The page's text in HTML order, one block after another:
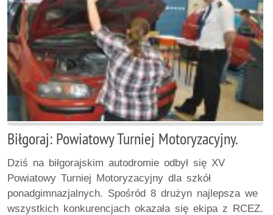
Biłgoraj: Powiatowy Turniej Motoryzacyjny.
Dziś na biłgorajskim autodromie odbył się XV
Powiatowy Turniej Motoryzacyjny dla szkół
ponadgimnazjalnych. Spośród 8 drużyn najlepsza we
wszystkich konkurencjach okazała się ekipa z RCEZ.